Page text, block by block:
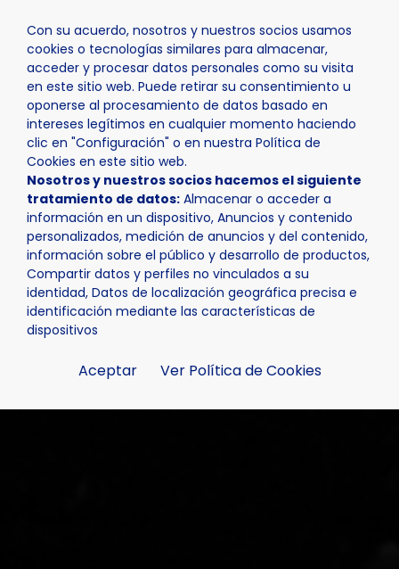
Con su acuerdo, nosotros y nuestros socios usamos
cookies o tecnologías similares para almacenar,
acceder y procesar datos personales como su visita
en este sitio web. Puede retirar su consentimiento u
oponerse al procesamiento de datos basado en
intereses legítimos en cualquier momento haciendo
clic en "Configuración" o en nuestra Política de
Cookies en este sitio web.
Nosotros y nuestros socios hacemos el siguiente
tratamiento de datos: Almacenar o acceder a
información en un dispositivo, Anuncios y contenido
personalizados, medición de anuncios y del contenido,
información sobre el público y desarrollo de productos,
Compartir datos y perfiles no vinculados a su
identidad, Datos de localización geográfica precisa e
identificación mediante las características de
dispositivos
Aceptar Ver Política de Cookies
Inicio Actualidad Noticias Noticia - Los XIX